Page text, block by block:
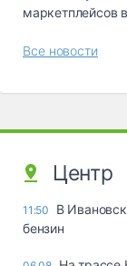
маркетплейсов
Все новости
Центр
11:50
В
бензин